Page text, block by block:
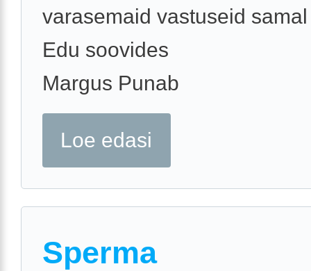
varasemaid vastuseid
Edu soovides
Margus Punab
Loe edasi
Sperma